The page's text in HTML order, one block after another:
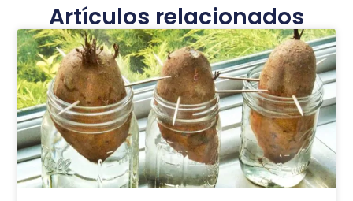
Artículos relacionados